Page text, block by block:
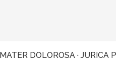
· JURICA PAVIČIĆ